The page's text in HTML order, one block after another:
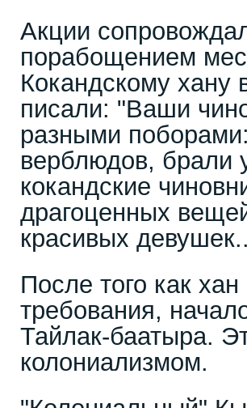
Акции
порабощением
Кокандскому хану
писали: "Ваши
разными
верблюдов, брали
кокандские
драгоценных
красивых
После того как
требования,
Тайлак-баатыра.
колониализмом.